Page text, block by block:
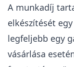
A munkadíj
elkészítését
legfeljebb egy
vásárlása